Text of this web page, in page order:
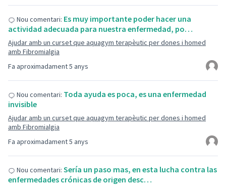
Fa aproximadament 5 anys
Nou comentari: Es muy importante poder hacer una
actividad adecuada para nuestra enfermedad, po…
Ajudar amb un curset que aquagym terapèutic per dones i homed
amb Fibromialgia
Fa aproximadament 5 anys
Nou comentari: Toda ayuda es poca, es una enfermedad
invisible
Ajudar amb un curset que aquagym terapèutic per dones i homed
amb Fibromialgia
Nou comentari: Sería un paso mas, en esta lucha contra las
enfermedades crónicas de origen desc…